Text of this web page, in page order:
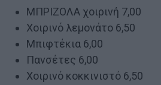
ΜΠΡΙΖΟΛΑ χοιρινή 7,00
Χοιρινό λεμονάτο 6,50
Μπιφτέκια 6,00
Πανσέτες 6,00
Χοιρινό κοκκινιστό 6,50